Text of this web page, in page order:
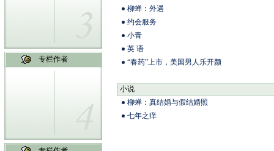
专栏作者
柳蝉：外遇
约会服务
小青
英 语
“春药”上市，美国男人乐开颜
小说
柳蝉：真结婚与假结婚照
七年之痒